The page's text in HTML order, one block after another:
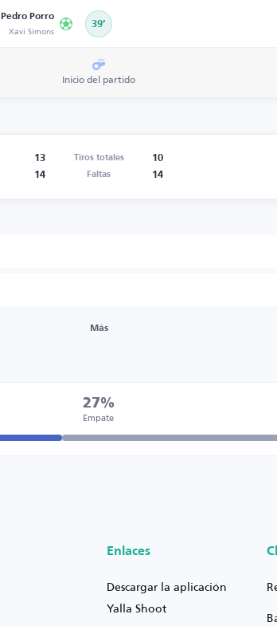
Pedro Porro
Xavi Simons 39’
Inicio del partido
13 Tiros totales
10
14
Faltas 14
Más
27%
Empate
Enlaces
Descargar la aplicación
Yalla Shoot